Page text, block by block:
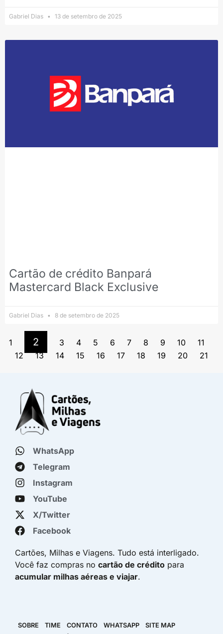
Gabriel Dias 13 de setembro de 2025
Cartão de crédito Banpará
Mastercard Black Exclusive
Gabriel Dias 8 de setembro de 2025
1 2 3 4 5 6 7 8 9 10
11
12
13 14 15 16 17 18 19 20 21
WhatsApp
Telegram
Instagram
YouTube
X/Twitter
Facebook
Cartões, Milhas e Viagens. Tudo está interligado.
Você faz compras no cartão de crédito para
acumular milhas aéreas e viajar.
SOBRE TIME CONTATO WHATSAPP
SITE MAP